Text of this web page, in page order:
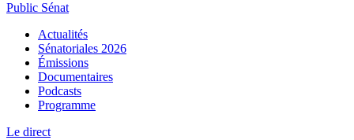
Public Sénat
Actualités
Sénatoriales 2026
Émissions
Documentaires
Podcasts
Programme
Le direct